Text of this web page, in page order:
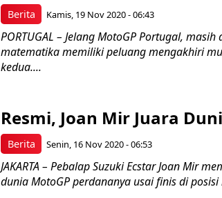
Berita Kamis, 19 Nov 2020 - 06:43
PORTUGAL – Jelang MotoGP Portugal,
matematika memiliki peluang mengakhiri
kedua....
Berita
Resmi, Joan Mir Juara
Senin, 16 Nov 2020 - 06:53
JAKARTA – Pebalap Suzuki Ecstar Joan Mir
dunia MotoGP perdananya usai finis di